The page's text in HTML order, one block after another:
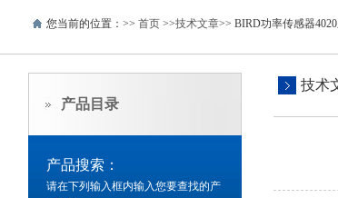
您当前的位置：>> 首页 >>技术文章>> BIRD功率传感器
产品目录
产品搜索：
请在下列输入框内输入您要查找的产
技术